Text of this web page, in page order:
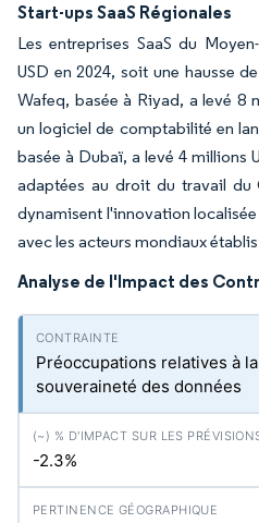
Start-ups SaaS Régionales
Les entreprises SaaS du
USD en 2024, soit une hausse
Wafeq, basée à Riyad, a levé 8
un logiciel de comptabilité en
basée à Dubaï, a levé 4 millions
adaptées au droit du travail du
dynamisent l'innovation
avec les acteurs mondiaux
Analyse de l'Impact des
Préoccupations relatives à
souveraineté des données
-2.3%